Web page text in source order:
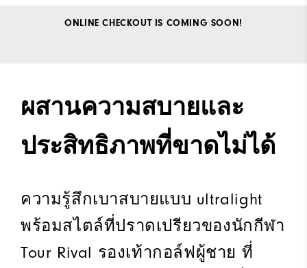
ONLINE CHECKOUT IS COMING SOON!
ผสานความสบายและ
ประสิทธิภาพที่ขาดไม่ได้
ความรู้สึกเบาสบายแบบ ultralight
พร้อมสไตล์ที่ปราดเปรียวของนักกีฬา
Tour Rival รองเท้ากอล์ฟผู้ชาย ที่